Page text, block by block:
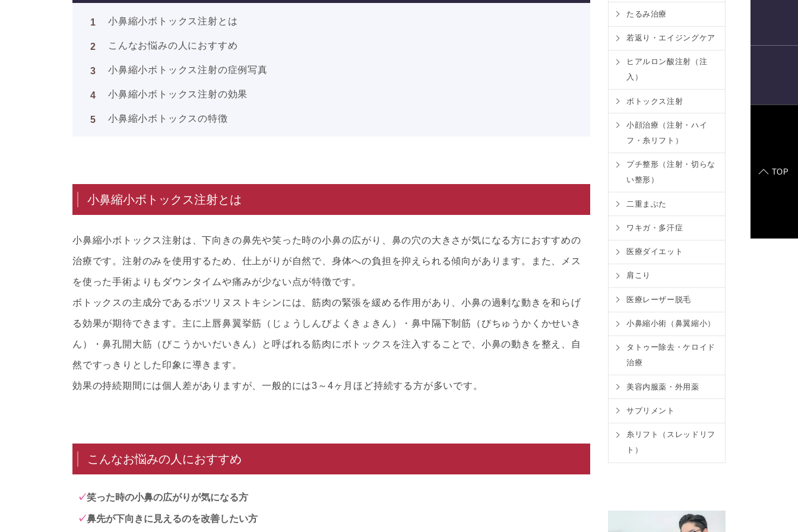
小鼻縮小ボトックス注射とは
こんなお悩みの人におすすめ
小鼻縮小ボトックス注射の症例写真
小鼻縮小ボトックス注射の効果
小鼻縮小ボトックスの特徴
小鼻縮小ボトックス注射とは
小鼻縮小ボトックス注射は、下向きの鼻先や笑った時の小鼻の広がり、鼻の穴の大きさが気になる方におすすめの
治療です。注射のみを使用するため、仕上がりが自然で、身体への負担を抑えられる傾向があります。また、メス
を使った手術よりもダウンタイムや痛みが少ない点が特徴です。
ボトックスの主成分であるボツリヌストキシンには、筋肉の緊張を緩める作用があり、小鼻の過剰な動きを和らげ
る効果が期待できます。主に上唇鼻翼挙筋（じょうしんびよくきょきん）・鼻中隔下制筋（びちゅうかくかせいき
ん）・鼻孔開大筋（びこうかいだいきん）と呼ばれる筋肉にボトックスを注入することで、小鼻の動きを整え、自
然ですっきりとした印象に導きます。
効果の持続期間には個人差がありますが、一般的には3～4ヶ月ほど持続する方が多いです。
こんなお悩みの人におすすめ
笑った時の小鼻の広がりが気になる方
鼻先が下向きに見えるのを改善したい方
たるみ治療
若返り・エイジングケア
ヒアルロン酸注射（注
入）
ボトックス注射
小顔治療（注射・ハイ
フ・糸リフト）
プチ整形（注射・切らな
い整形）
二重まぶた
ワキガ・多汗症
医療ダイエット
肩こり
医療レーザー脱毛
小鼻縮小術（鼻翼縮小）
タトゥー除去・ケロイド
治療
美容内服薬・外用薬
サプリメント
糸リフト（スレッドリフ
ト）
TOP